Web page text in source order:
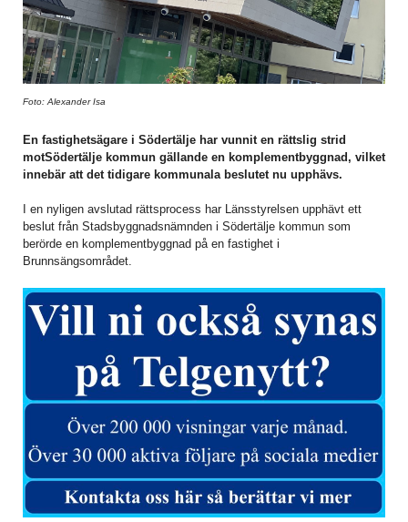
Foto: Alexander Isa
En fastighetsägare i Södertälje har vunnit en rättslig strid
motSödertälje kommun gällande en komplementbyggnad, vilket
innebär att det tidigare kommunala beslutet nu upphävs.
I en nyligen avslutad rättsprocess har Länsstyrelsen upphävt ett
beslut från Stadsbyggnadsnämnden i Södertälje kommun som
berörde en komplementbyggnad på en fastighet i
Brunnsängsområdet.